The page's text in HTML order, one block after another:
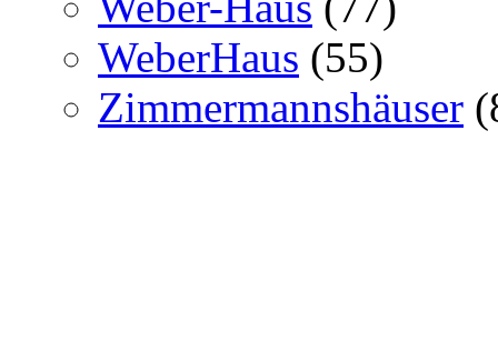
WeberHaus (55)
Zimmermannshäuser